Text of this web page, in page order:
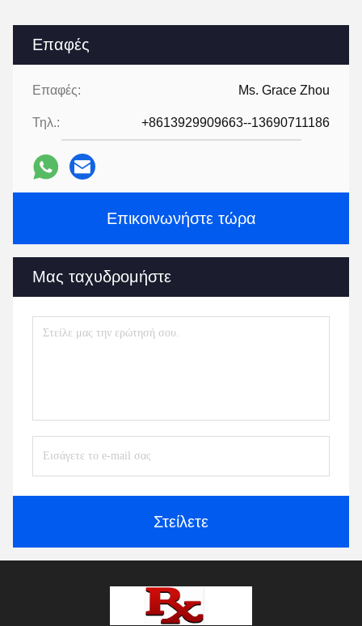
Επαφές
Επαφές: Ms. Grace Zhou
Τηλ.: +8613929909663--13690711186
Επικοινωνήστε τώρα
Μας ταχυδρομήστε
Στείλετε